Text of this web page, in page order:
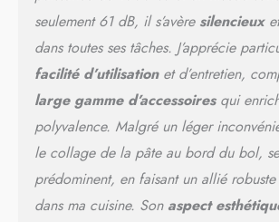
seulement 61 dB, il s’avère silencieux
dans toutes ses tâches. J’apprécie
facilité d’utilisationet d’entretien,
large gamme d’accessoiresqui
polyvalence. Malgré un léger
le collage de la pâte au bord du bol,
prédominent, en faisant un allié
dans ma cuisine. Son aspect